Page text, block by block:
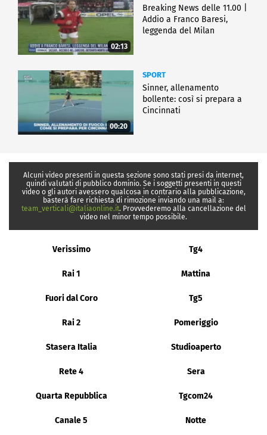
02:13
Breaking News delle 11.00 |
Addio a Franco Baresi,
leggenda del Milan
00:20
SPORT
Sinner, allenamento
bollente: così si prepara a
Cincinnati
Alcuni video presenti in questa sezione sono stati presi da internet,
quindi valutati di pubblico dominio. Se i soggetti presenti in questi
video o gli autori avessero qualcosa in contrario alla pubblicazione,
basterà fare richiesta di rimozione inviando una mail a:
team_verticali@italiaonline.it. Provvederemo alla cancellazione del
video nel minor tempo possibile.
Verissimo Tg4
Rai 1 Mattina
Fuori dal Coro Tg5
Rai 2 Pomeriggio
Stasera Italia Studioaperto
Rete 4 Sera
Quarta Repubblica Tgcom24
Canale 5 Notte